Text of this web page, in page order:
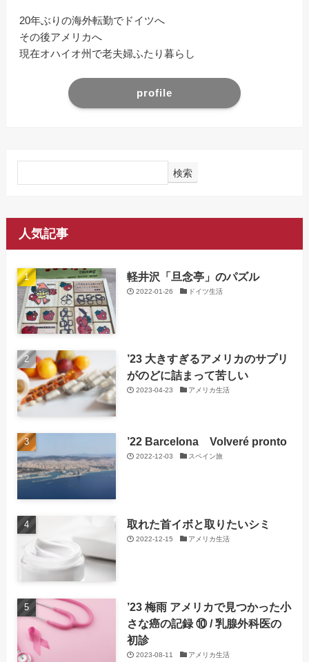
20年ぶりの海外転勤でドイツへ
その後アメリカへ
現在オハイオ州で老夫婦ふたり暮らし
profile
検索
人気記事
軽井沢「旦念亭」のパズル
2022-01-26 ドイツ生活
’23 大きすぎるアメリカのサプリ
がのどに詰まって苦しい
2023-04-23 アメリカ生活
’22 Barcelona Volveré pronto
2022-12-03 スペイン旅
取れた首イボと取りたいシミ
2022-12-15 アメリカ生活
’23 梅雨 アメリカで見つかった小
さな癌の記録 ⑩ / 乳腺外科医の
初診
2023-08-11 アメリカ生活